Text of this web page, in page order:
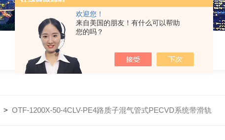
欢迎您！
来自美国的朋友！有什么可以帮助
您的吗？
>OTF-1200X-50-4CLV-PE4路质子混气管式PECVD系统带滑轨